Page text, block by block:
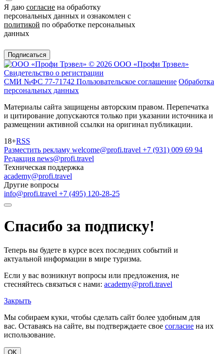
Я даю согласие на обработку
персональных данных и ознакомлен с
политикой по обработке персональных
данных
Подписаться
© 2026 ООО «Профи Трэвeл»
Свидетельство о регистрации
СМИ №ФС 77-71742 Пользовательское соглашение Обработка
персональных данных
Материалы сайта защищены авторским правом. Перепечатка
и цитирование допускаются только при указании источника и
размещении активной ссылки на оригинал публикации.
18+RSS
Разместить рекламу welcome@profi.travel +7 (931) 009 69 94
Редакция news@profi.travel
Техническая поддержка
academy@profi.travel
Другие вопросы
info@profi.travel +7 (495) 120-28-25
Спасибо за подписку!
Теперь вы будете в курсе всех последних событий и
актуальной информации в мире туризма.
Если у вас возникнут вопросы или предложения, не
стесняйтесь связаться с нами: academy@profi.travel
Закрыть
Мы собираем куки, чтобы сделать сайт более удобным для
вас. Оставаясь на сайте, вы подтверждаете свое согласие на их
использование.
OK